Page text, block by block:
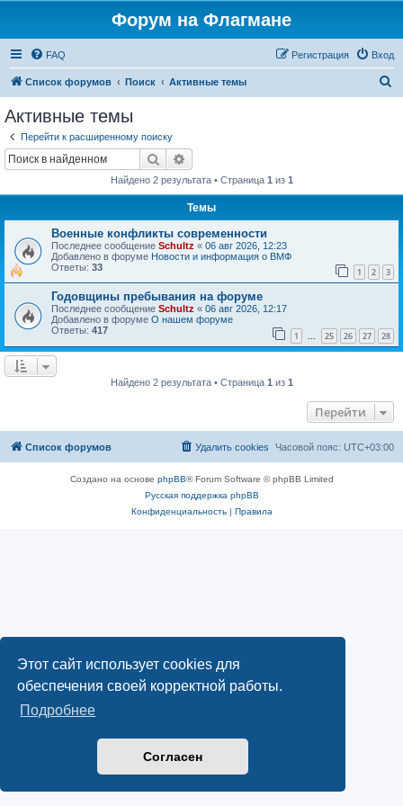
Этот сайт использует cookies для
обеспечения своей корректной работы.
Подробнее
Согласен
Форум на Флагмане
FAQ Вход
Регистрация
Список форумов Поиск Активные темы
Активные темы
Перейти к расширенному поиску
Поиск
Найдено 2 результата • Страница 1 из 1
Темы
Военные конфликты современности
Последнее сообщение Schultz « 06 авг 2026, 12:23
Добавлено в форуме Новости и информация о ВМФ
Ответы: 33 1 2 3
Годовщины пребывания на форуме
Последнее сообщение Schultz « 06 авг 2026, 12:17
Добавлено в форуме О нашем форуме
Ответы: 417 1 … 25 26 27 28
Найдено 2 результата • Страница 1 из 1
Перейти
Список форумов Часовой пояс: UTC+03:00
Удалить cookies
Создано на основе phpBB® Forum Software © phpBB Limited
Русская поддержка phpBB
Конфиденциальность| Правила